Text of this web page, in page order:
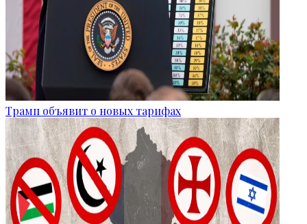
Трамп объявит о новых тарифах